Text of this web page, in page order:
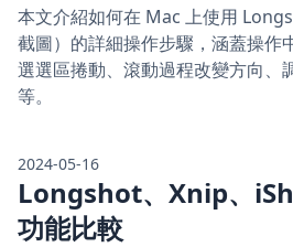
本文介紹如何在 Mac 上使用
截圖）的詳細操作步驟，涵蓋操作
選選區捲動、滾動過程改變方向、
等。
2024-05-16
Longshot、Xnip、
功能比較